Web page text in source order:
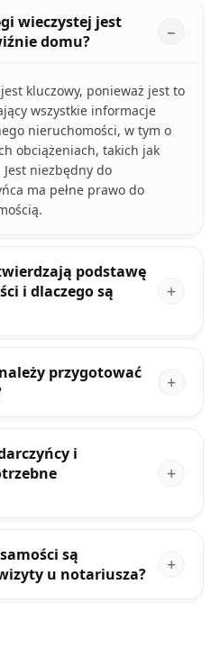
wieczystej jest
domu?
kluczowy, ponieważ jest to
wszystkie informacje
nieruchomości, w tym o
obciążeniach, takich jak
Jest niezbędny do
ma pełne prawo do
podstawę
i dlaczego są
przygotować
i
są
u notariusza?